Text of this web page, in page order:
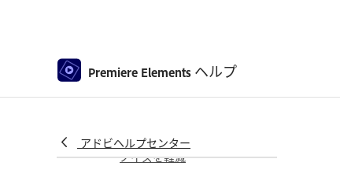
Premiere Elements ヘルプ
アドビヘルプセンター
ムラインマーカーの操作
Premiere Elements のシーケ
クリップの編集
ノイズを軽減